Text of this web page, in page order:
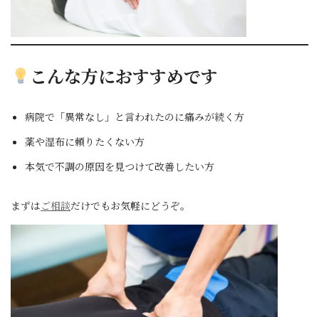
こんな方におすすめです
病院で「異常なし」と言われたのに痛みが続く方
薬や湿布に頼りたくない方
本気で不調の原因を見つけて改善したい方
まずはご相談だけでもお気軽にどうぞ。